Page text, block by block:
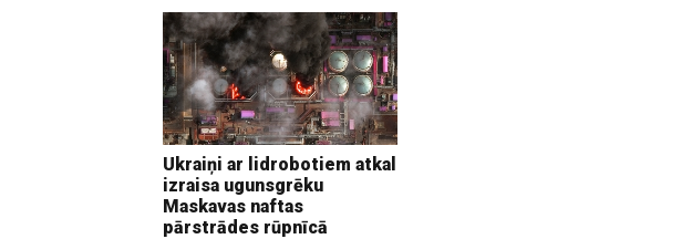
Ukraiņi ar lidrobotiem atkal
izraisa ugunsgrēku
Maskavas naftas
pārstrādes rūpnīcā